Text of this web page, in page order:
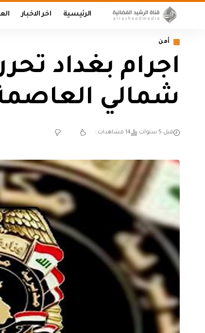
الرئيسية اخر الاخبار
أمن
اجرام بغداد
شمالي
قبل 5 سنوات 14 مشاهدات